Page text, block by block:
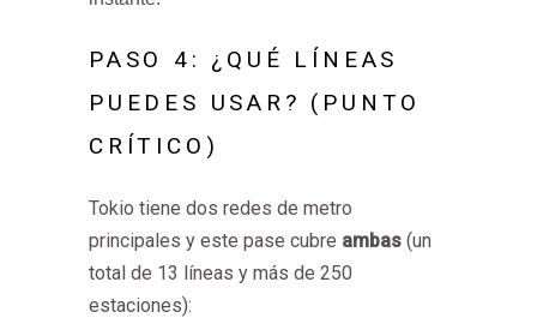
PASO 4: ¿QUÉ LÍNEAS
PUEDES USAR? (PUNTO
CRÍTICO)
Tokio tiene dos redes de metro
principales y este pase cubre ambas (un
total de 13 líneas y más de 250
estaciones):